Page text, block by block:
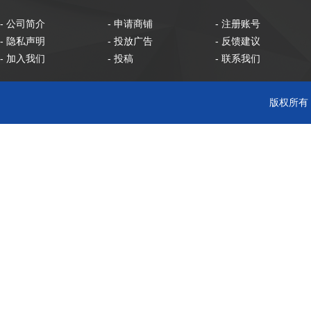
- 公司简介
- 隐私声明
- 加入我们
- 申请商铺
- 投放广告
- 投稿
- 注册账号
- 反馈建议
- 联系我们
版权所